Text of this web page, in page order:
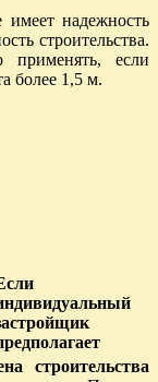
имеет надежность
строительства.
применять, если
более 1,5 м.
строительства